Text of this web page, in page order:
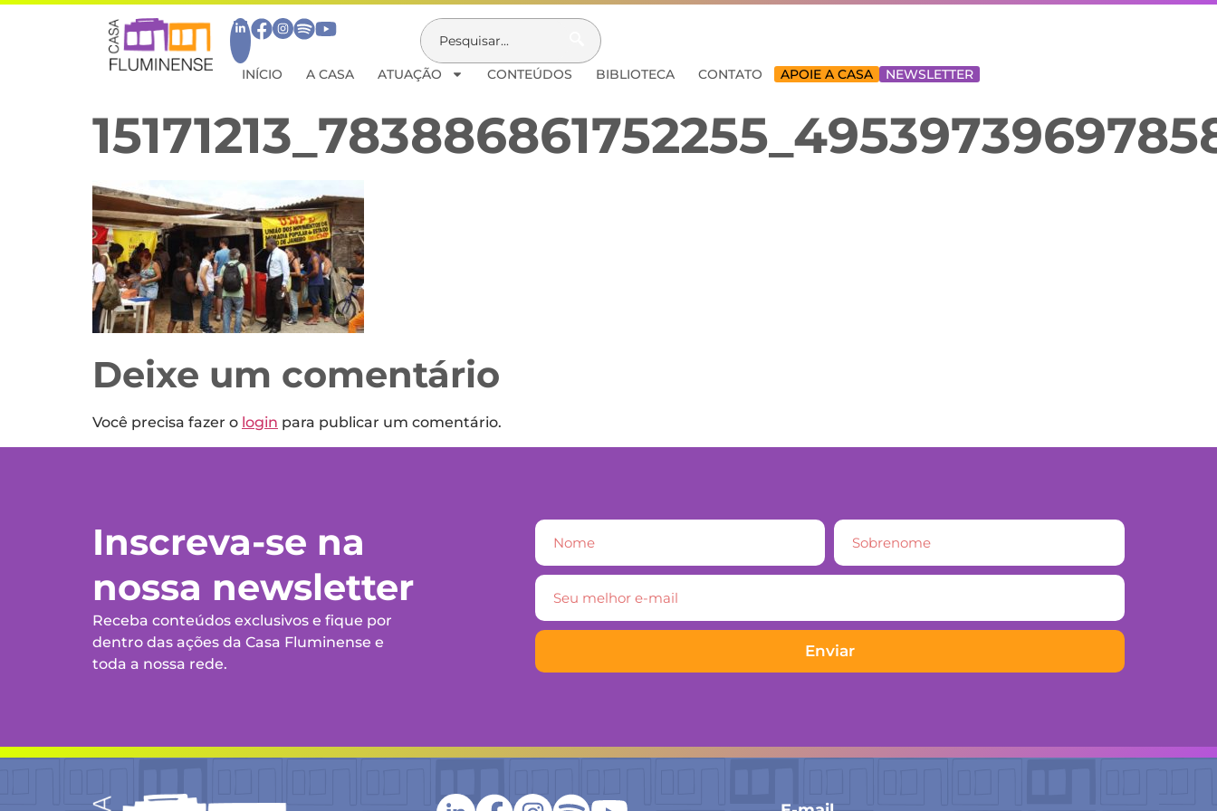
INÍCIO A CASA ATUAÇÃO CONTEÚDOS BIBLIOTECA CONTATO APOIE A CASA NEWSLETTER
Deixe um comentário
Você precisa fazer o login para publicar um comentário.
Inscreva-se na
nossa newsletter
Receba conteúdos exclusivos e fique por
dentro das ações da Casa Fluminense e
toda a nossa rede.
Enviar